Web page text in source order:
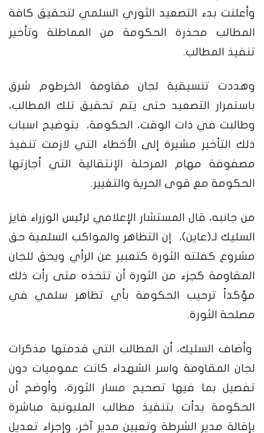
وأعلنت بدء التصعيد الثوري السلمي لتحقيق كافة
المطالب محذرة الحكومة من المماطلة وتأخير
تنفيذ المطالب.
وهددت تنسيقية لجان مقاومة الخرطوم شرق
باستمرار التصعيد حتى يتم تحقيق تلك المطالب،
وطالبت في ذات الوقت، الحكومة، بتوضيح اسباب
ذلك التأخير مشيرة إلى الأخطاء التي لازمت تنفيذ
مصفوفة مهام المرحلة الإنتقالية التي أجازتها
الحكومة مع قوى الحرية والتغيير.
من جانبه، قال المستشار الإعلامي لرئيس الوزراء فايز
السليك لـ(عاين)، إن التظاهر والمواكب السلمية حق
مشروع كفلته الثورة كتعبير عن الرأي ويحق للجان
المقاومة كجزء من الثورة أن تتخذه متى رأت ذلك
مؤكداً ترحيب الحكومة بأي تظاهر سلمي في
مصلحة الثورة.
وأضاف السليك، أن المطالب التي قدمتها مذكرات
لجان المقاومة واسر الشهداء كانت عموميات دون
تفصيل بما فيها تصحيح مسار الثورة، وأوضح أن
الحكومة بدأت بتنفيذ مطالب المليونية مباشرة
بإقالة مدير الشرطة وتعيين مدير آخر، وإجراء تعديل